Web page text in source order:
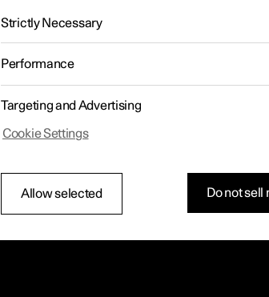
Strictly Necessary
Performance
Targeting and Advertising
Cookie Settings
Allow selected Do not sell